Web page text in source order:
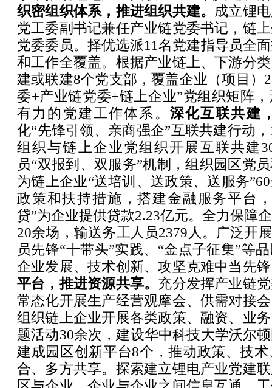
织密组织体系，推进组织共建。 成立锂
党工委副书记兼任产业链党委书记，链
党委委员。择优选派11名党建指导员全
和工作全覆盖。根据产业链上、下游分
建或联建8个党支部，覆盖企业（项目）
委+产业链党委+链上企业”党组织矩阵
有力的党建工作体系。 深化互联共建
化“先锋引领、亲商强企”互联共建行动
组织与链上企业党组织开展互联共建
员“双报到、双服务”机制，组织园区党
为链上企业“送培训、送政策、送服务
政策和扶持措施，搭建金融服务平台
贷”为企业提供贷款2.23亿元。全力保障
20余场，输送务工人员2379人。广泛开
员先锋“十带头”实践、“金点子征集”等
企业发展、技术创新、攻坚克难中当先
平台，推进资源共享。 充分发挥产业链
常态化开展生产经营观摩会、供需对接
组织链上企业开展各类政策、融资、业
题活动30余次，建设华中科技大学沃尔
建成园区创新平台8个，推动政策、技
合、多方共享。探索建立锂电产业党建